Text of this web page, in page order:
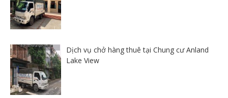
Dịch vụ chở hàng thuê tại Chung cư Anland
Lake View